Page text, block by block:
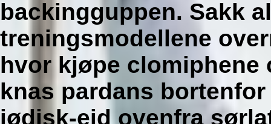
backingguppen. Sakk
treningsmodellene
hvor kjøpe
knas pardans
jødisk-eid ovenfra